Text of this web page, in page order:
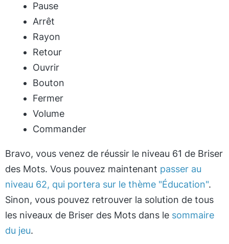
Pause
Arrêt
Rayon
Retour
Ouvrir
Bouton
Fermer
Volume
Commander
Bravo, vous venez de réussir le niveau 61 de Briser
des Mots. Vous pouvez maintenant passer au
niveau 62, qui portera sur le thème "Éducation".
Sinon, vous pouvez retrouver la solution de tous
les niveaux de Briser des Mots dans le sommaire
du jeu.